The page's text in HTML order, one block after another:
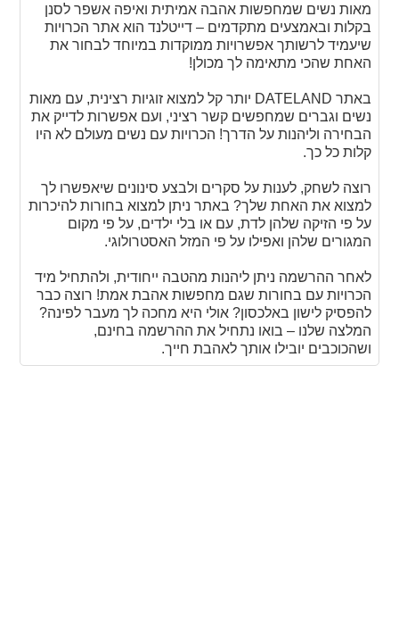
מאות נשים שמחפשות אהבה אמיתית ואיפה אשפר לסנן
בקלות ובאמצעים מתקדמים – דייטלנד הוא אתר הכרויות
שיעמיד לרשותך אפשרויות ממוקדות במיוחד לבחור את
האחת שהכי מתאימה לך מכולן!
באתר DATELAND יותר קל למצוא זוגיות רצינית, עם מאות
נשים וגברים שמחפשים קשר רציני, ועם אפשרות לדייק את
הבחירה וליהנות על הדרך! הכרויות עם נשים מעולם לא היו
קלות כל כך.
רוצה לשחק, לענות על סקרים ולבצע סינונים שיאפשרו לך
למצוא את האחת שלך? באתר ניתן למצוא בחורות להיכרות
על פי הזיקה שלהן לדת, עם או בלי ילדים, על פי מקום
המגורים שלהן ואפילו על פי המזל האסטרולוגי.
לאחר ההרשמה ניתן ליהנות מהטבה ייחודית, ולהתחיל מיד
הכרויות עם בחורות שגם מחפשות אהבת אמת! רוצה כבר
להפסיק לישון באלכסון? אולי היא מחכה לך מעבר לפינה?
המלצה שלנו – בואו נתחיל את ההרשמה בחינם,
ושהכוכבים יובילו אותך לאהבת חייך.